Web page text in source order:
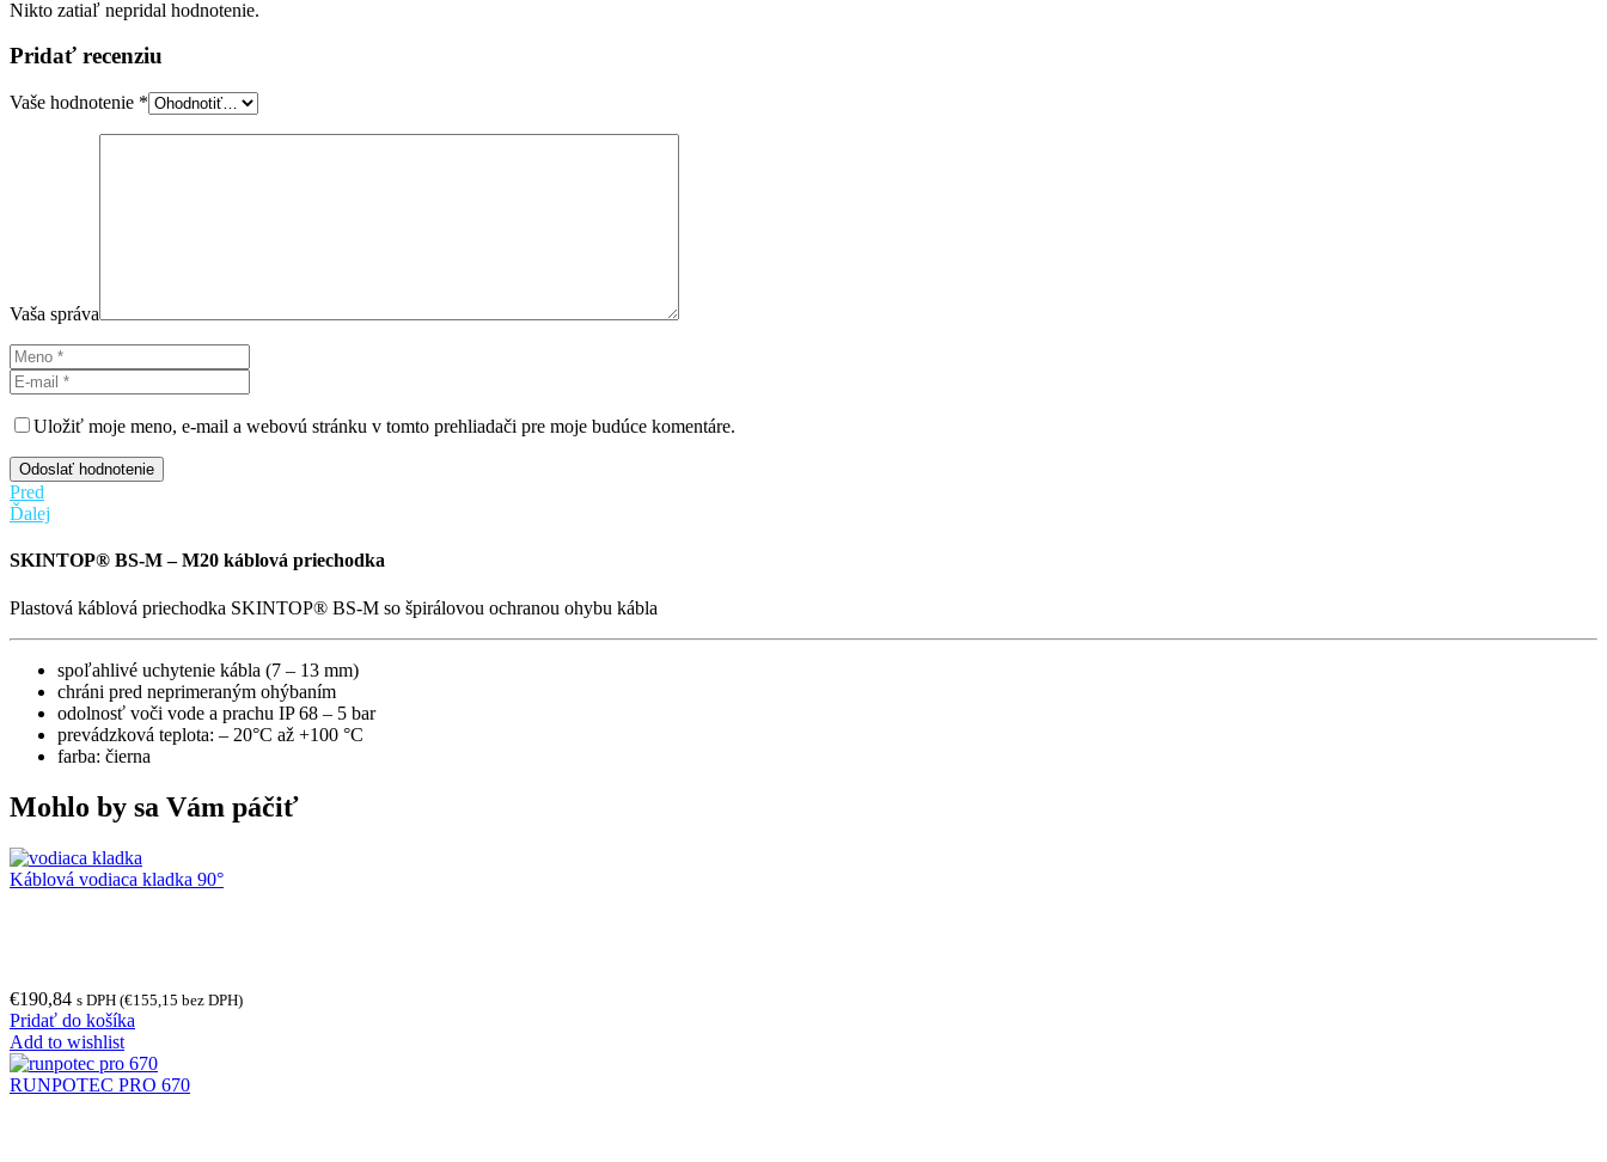
Nikto zatiaľ nepridal hodnotenie.
Pridať recenziu
Vaše hodnotenie *
Vaša správa
Uložiť moje meno, e-mail a webovú stránku v tomto prehliadači pre moje budúce komentáre.
Odoslať hodnotenie
Pred
Ďalej
SKINTOP® BS-M – M20 káblová priechodka
Plastová káblová priechodka SKINTOP® BS-M so špirálovou ochranou ohybu kábla
spoľahlivé uchytenie kábla (7 – 13 mm)
chráni pred neprimeraným ohýbaním
odolnosť voči vode a prachu IP 68 – 5 bar
prevádzková teplota: – 20°C až +100 °C
farba: čierna
Mohlo by sa Vám páčiť
Káblová vodiaca kladka 90°
€190,84 s DPH (€155,15 bez DPH)
Pridať do košíka
Add to wishlist
RUNPOTEC PRO 670